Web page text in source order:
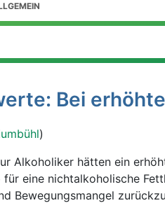
Bei
)
Alkoholiker hätten ein
für eine nichtalkoholische
Bewegungsmangel